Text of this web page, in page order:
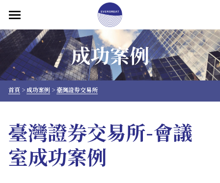
首頁
產品介紹
關於大永
解決方案
成功案例
聯絡我們
成功案例
首頁 > 成功案例 > 臺灣證券交易所
臺灣證券交易所-會議
室成功案例
部落格分類
所有博客分類